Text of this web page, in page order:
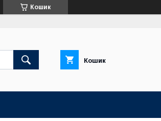
Кошик
Кошик